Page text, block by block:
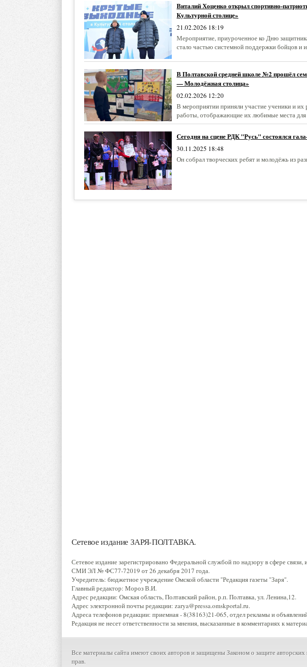
Виталий Хоценко открыл спортивно-
Культурной столице»
21.02.2026 18:19
Мероприятие, приуроченное ко Дню
стало частью системной поддержки бойцов и
В Полтавской средней школе №2 прошёл
— Молодёжная столица»
02.02.2026 12:20
В мероприятии приняли участие ученики и
работы, отображающие их любимые места
Сегодня на сцене РДК "Русь" состоялся
30.11.2025 18:48
Он собрал творческих ребят и молодёжь из
Сетевое издание ЗАРЯ-ПОЛТАВКА.
Сетевое издание зарегистрировано Федеральной службой по надзору в сфере
СМИ ЭЛ № ФС77-72019 от 26 декабря 2017 года.
Учредитель: бюджетное учреждение Омской области "Редакция газеты "Заря".
Главный редактор: Мороз В.И.
Адрес редакции: Омская область, Полтавский район, р.п. Полтавка, ул. Ленина,12.
Адрес электронной почты редакции: zarya@pressa.omskportal.ru.
Адреса телефонов редакции: приемная - 8(38163)21-065, отдел рекламы и
Редакция не несет ответственности за мнения, высказанные в комментариях к
Все материалы сайта имеют своих авторов и защищены Законом о защите
прав.